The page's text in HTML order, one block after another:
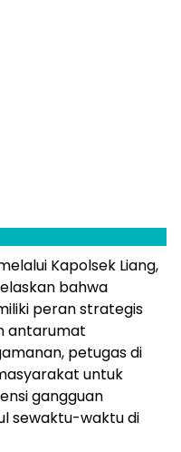
Kapolsek Liang,
bahwa
peran strategis
antarumat
petugas di
untuk
gangguan
sewaktu-waktu di